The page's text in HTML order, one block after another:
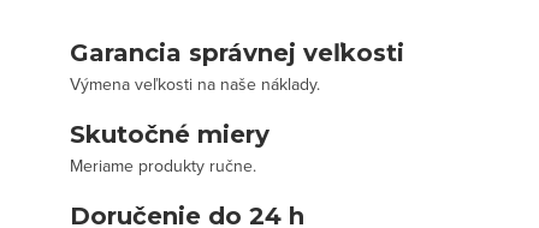
Garancia správnej veľkosti
Výmena veľkosti na naše náklady.
Skutočné miery
Meriame produkty ručne.
Doručenie do 24 h